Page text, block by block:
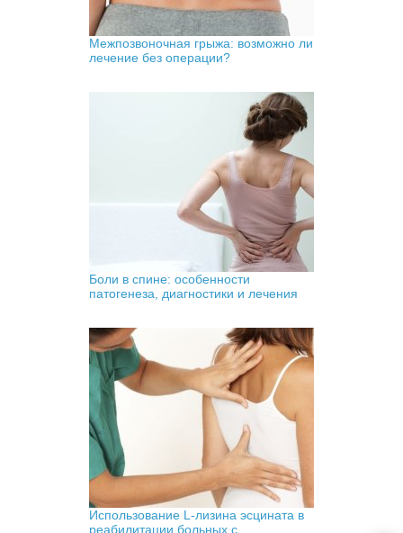
Межпозвоночная грыжа: возможно ли
лечение без операции?
Боли в спине: особенности
патогенеза, диагностики и лечения
Использование L-лизина эсцината в
реабилитации больных с